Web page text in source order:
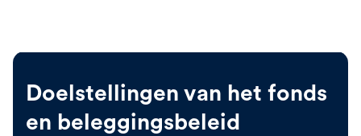
Doelstellingen van het fonds
en beleggingsbeleid